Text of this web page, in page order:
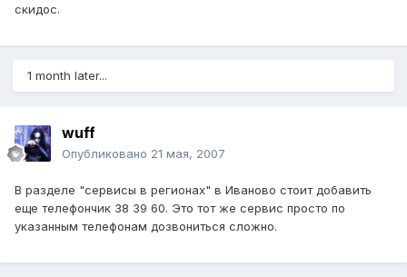
скидос.
1 month later...
wuff
Опубликовано 21 мая, 2007
В разделе "сервисы в регионах" в Иваново стоит добавить
еще телефончик 38 39 60. Это тот же сервис просто по
указанным телефонам дозвониться сложно.